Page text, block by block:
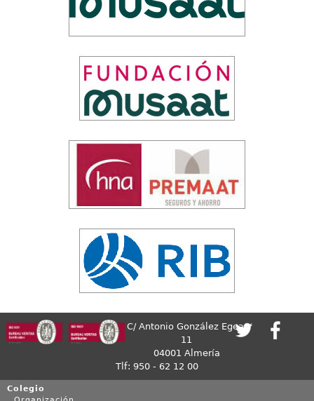
C/ Antonio González Egea,
11
04001 Almería
Tlf: 950 - 62 12 00
Colegio